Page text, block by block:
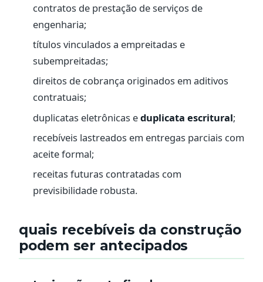
contratos de prestação de serviços de
engenharia;
títulos vinculados a empreitadas e
subempreitadas;
direitos de cobrança originados em aditivos
contratuais;
duplicatas eletrônicas eduplicata escritural;
recebíveis lastreados em entregas parciais com
aceite formal;
receitas futuras contratadas com
previsibilidade robusta.
quais recebíveis da construção
podem ser antecipados